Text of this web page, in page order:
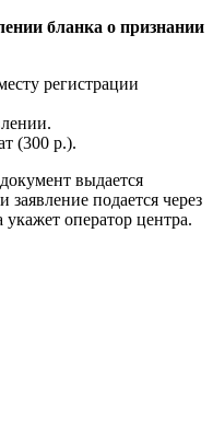
бланка о признании
регистрации
(300 р.).
выдается
подается через
оператор центра.